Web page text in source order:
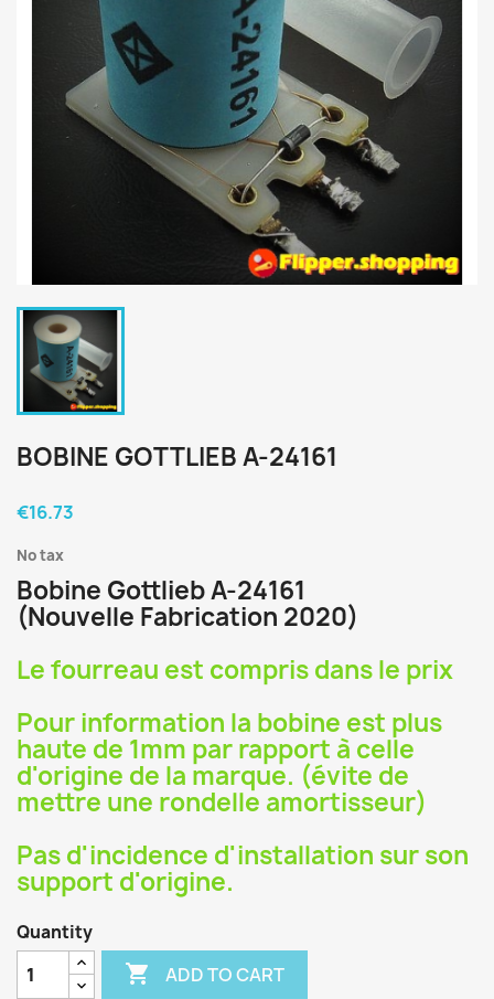
BOBINE GOTTLIEB A-24161
€16.73
No tax
Bobine Gottlieb A-24161
(Nouvelle Fabrication 2020)
Le fourreau est compris dans le prix
Pour information la bobine est plus
haute de 1mm par rapport à celle
d'origine de la marque. (évite de
mettre une rondelle amortisseur)
Pas d'incidence d'installation sur son
support d'origine.
Quantity
 ADD TO CART